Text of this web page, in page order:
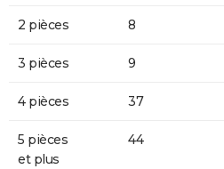
2 pièces 8
3 pièces 9
4 pièces 37
5 pièces
et plus
44